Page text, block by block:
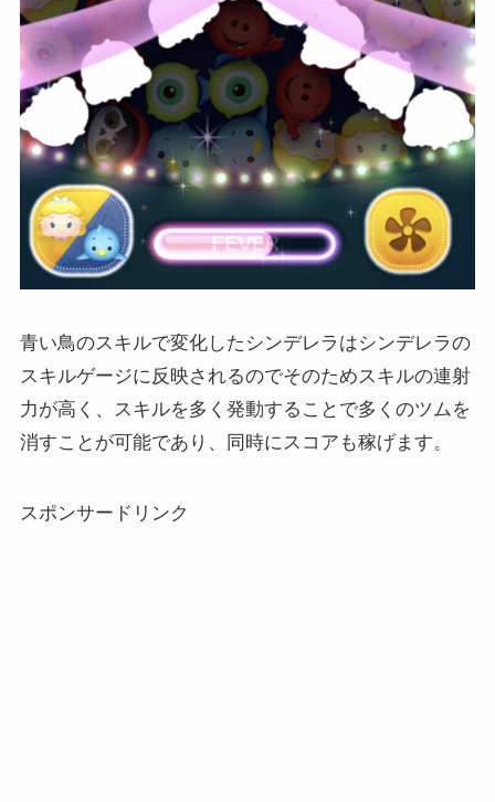
青い鳥のスキルで変化したシンデレラはシンデレラの
スキルゲージに反映されるのでそのためスキルの連射
力が高く、スキルを多く発動することで多くのツムを
消すことが可能であり、同時にスコアも稼げます。
スポンサードリンク